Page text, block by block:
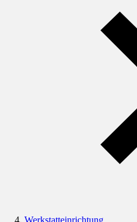
Werkstatteinrichtung